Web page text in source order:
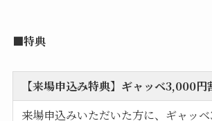
■特典
【来場申込み特典】ギャッベ3,000
来場申込みいただいた方に、ギャッ